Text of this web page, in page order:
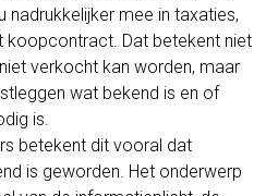
nadrukkelijker mee in taxaties,
koopcontract. Dat betekent niet
verkocht kan worden, maar
wat bekend is en of
is.
betekent dit vooral dat
is geworden. Het onderwerp